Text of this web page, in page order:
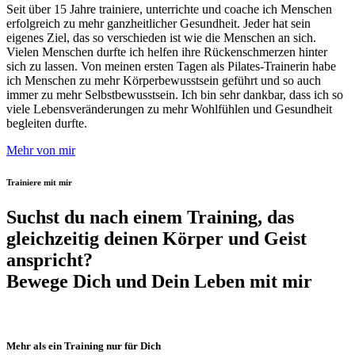
Seit über 15 Jahre trainiere, unterrichte und coache ich Menschen
erfolgreich zu mehr ganzheitlicher Gesundheit. Jeder hat sein
eigenes Ziel, das so verschieden ist wie die Menschen an sich.
Vielen Menschen durfte ich helfen ihre Rückenschmerzen hinter
sich zu lassen. Von meinen ersten Tagen als Pilates-Trainerin habe
ich Menschen zu mehr Körperbewusstsein geführt und so auch
immer zu mehr Selbstbewusstsein. Ich bin sehr dankbar, dass ich so
viele Lebensveränderungen zu mehr Wohlfühlen und Gesundheit
begleiten durfte.
Mehr von mir
Trainiere mit mir
Suchst du nach einem Training, das
gleichzeitig deinen Körper und Geist
anspricht?
Bewege Dich und Dein Leben mit mir
Mehr als ein Training nur für Dich